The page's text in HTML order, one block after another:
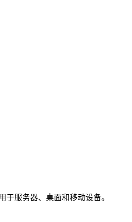
于服务器、桌面和移动设备。